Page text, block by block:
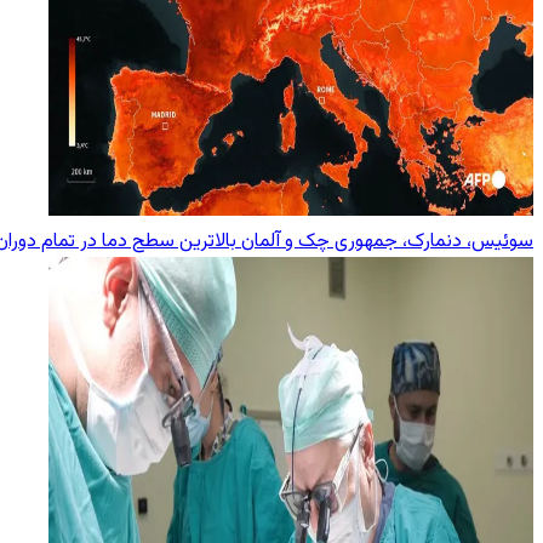
سوئیس، دنمارک، جمهوری چک و آلمان بالاترین سطح دما در تمام